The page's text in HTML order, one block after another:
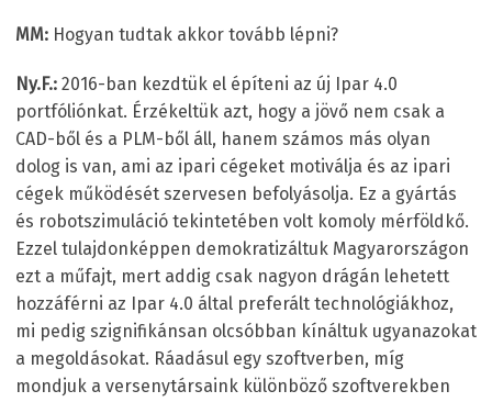
MM: Hogyan tudtak akkor tovább lépni?
Ny.F.: 2016-ban kezdtük el építeni az új Ipar 4.0
portfóliónkat. Érzékeltük azt, hogy a jövő nem csak a
CAD-ből és a PLM-ből áll, hanem számos más olyan
dolog is van, ami az ipari cégeket motiválja és az ipari
cégek működését szervesen befolyásolja. Ez a gyártás
és robotszimuláció tekintetében volt komoly mérföldkő.
Ezzel tulajdonképpen demokratizáltuk Magyarországon
ezt a műfajt, mert addig csak nagyon drágán lehetett
hozzáférni az Ipar 4.0 által preferált technológiákhoz,
mi pedig szignifikánsan olcsóbban kínáltuk ugyanazokat
a megoldásokat. Ráadásul egy szoftverben, míg
mondjuk a versenytársaink különböző szoftverekben